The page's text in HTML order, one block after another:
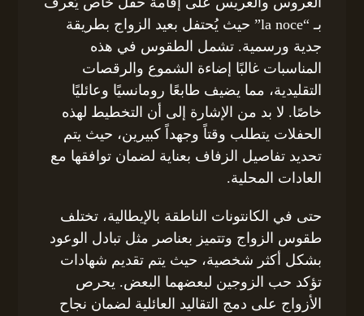
بـ “la noce” حيث يُحتفل بعيد الزواج بطريقة
جدية ورسمية. تشمل الطقوس في هذه
المناسبات غالبًا إضاءة الشموع والرقصات
التقليدية، مما يضيف طابعًا رومانسيًا وعائليًا
خاصًا. لا بد من الإشارة إلى أن التخطيط لهذه
الحفلات يتطلب وقتاً وجهداً كبيرين، حيث يتم
تحديد تفاصيل الزفاف بعناية لضمان توافقها مع
العادات المحلية.
حتى في الكانتونات الناطقة بالإيطالية، تختلف
طقوس الزواج وتتميز بعناصر مثل تبادل الوعود
بشكل أكثر شخصية، حيث يتم تقديم شهادات
تؤكد حب الزوجين لبعضهما البعض. يحرص
الأزواج على دمج التقاليد العائلية لضمان نجاح